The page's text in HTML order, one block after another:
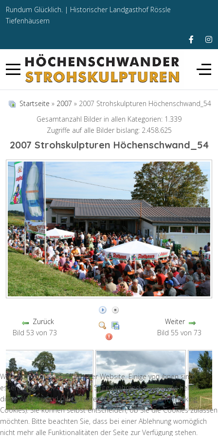
Rundum Glücklich. | Historischer Landgasthof Rössle
Tiefenhäusern
Startseite » 2007 » 2007 Strohskulpturen Höchenschwand_54
Gesamtanzahl Bilder in allen Kategorien: 1.339
Zugriffe auf alle Bilder bislang: 2.458.625
2007 Strohskulpturen Höchenschwand_54
Zurück
Bild 53 von 73
Weiter
Bild 55 von 73
Wir nutzen Cookies auf unserer Website. Einige von ihnen sind
essenziell für den Betrieb der Seite, während andere uns helfen,
diese Website und die Nutzererfahrung zu verbessern (Tracking
Cookies). Sie können selbst entscheiden, ob Sie die Cookies zulassen
möchten. Bitte beachten Sie, dass bei einer Ablehnung womöglich
nicht mehr alle Funktionalitäten der Seite zur Verfügung stehen.